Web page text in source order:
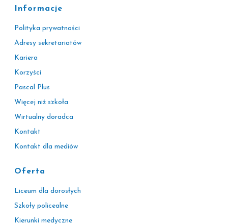
Informacje
Polityka prywatności
Adresy sekretariatów
Kariera
Korzyści
Pascal Plus
Więcej niż szkoła
Wirtualny doradca
Kontakt
Kontakt dla mediów
Oferta
Liceum dla dorosłych
Szkoły policealne
Kierunki medyczne